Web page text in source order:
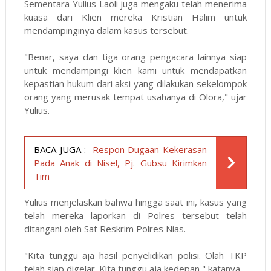
Sementara Yulius Laoli juga mengaku telah menerima
kuasa dari Klien mereka Kristian Halim untuk
mendampinginya dalam kasus tersebut.
"Benar, saya dan tiga orang pengacara lainnya siap
untuk mendampingi klien kami untuk mendapatkan
kepastian hukum dari aksi yang dilakukan sekelompok
orang yang merusak tempat usahanya di Olora," ujar
Yulius.
BACA JUGA :
Respon Dugaan Kekerasan
Pada Anak di Nisel, Pj. Gubsu Kirimkan
Tim
Yulius menjelaskan bahwa hingga saat ini, kasus yang
telah mereka laporkan di Polres tersebut telah
ditangani oleh Sat Reskrim Polres Nias.
"Kita tunggu aja hasil penyelidikan polisi. Olah TKP